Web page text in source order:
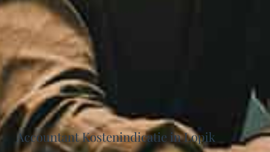
Accountant Kostenindicatie in Lopik